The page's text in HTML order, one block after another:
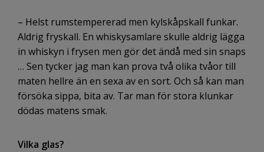
– Helst rumstempererad men kylskåpskall funkar.
Aldrig fryskall. En whiskysamlare skulle aldrig lägga
in whiskyn i frysen men gör det ändå med sin snaps
… Sen tycker jag man kan prova två olika tvåor till
maten hellre än en sexa av en sort. Och så kan man
försöka sippa, bita av. Tar man för stora klunkar
dödas matens smak.
Vilka glas?